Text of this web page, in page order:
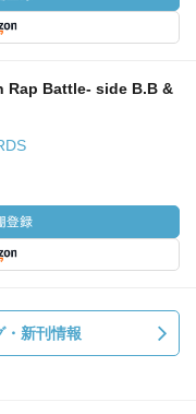
Rap Battle- side B.B &
・新刊情報